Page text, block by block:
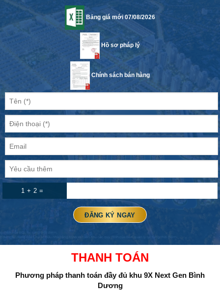
Bảng giá mới 07/08/2026
Hồ sơ pháp lý
Chính sách bán hàng
1 + 2 =
THANH TOÁN
Phương pháp thanh toán đầy đủ khu 9X Next Gen Bình
Dương